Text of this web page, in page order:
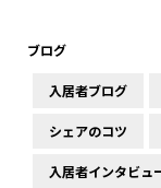
ブログ
入居者ブログ
シェアのコツ
入居者インタビュ